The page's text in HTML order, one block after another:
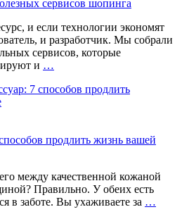
cервисов шопинга
и если технологии экономят
и разработчик. Мы собрали
сервисов, которые
и …
продлить жизнь вашей
между качественной кожаной
Правильно. У обеих есть
в заботе. Вы ухаживаете за …